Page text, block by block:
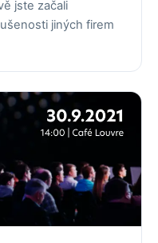
jste začali
jiných firem